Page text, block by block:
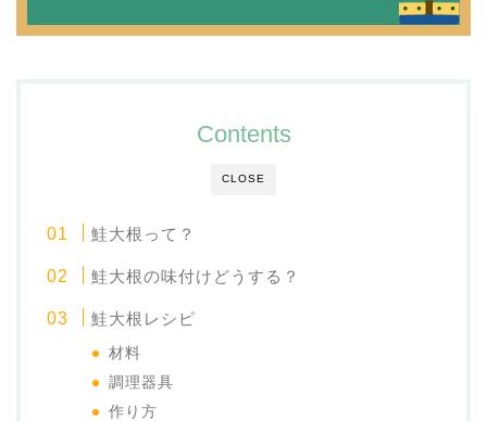
CLOSE
Contents
鮭大根って？
鮭大根の味付けどうする？
鮭大根レシピ
材料
調理器具
作り方